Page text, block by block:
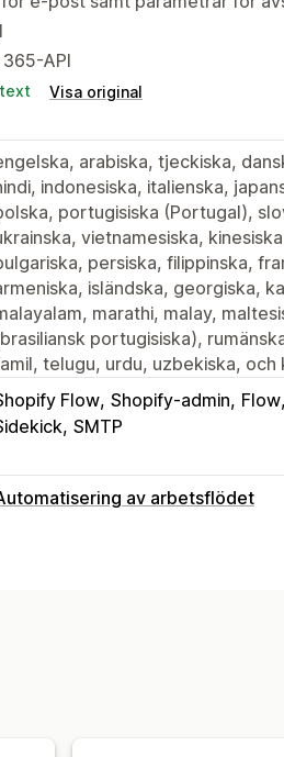
API
Visa original
arabiska, tjeckiska,
indonesiska, italienska,
portugisiska (Portugal),
vietnamesiska,
persiska, filippinska,
isländska, georgiska,
marathi, malay,
portugisiska),
telugu, urdu, uzbekiska, och
Flow Shopify-admin Flow
SMTP
av arbetsflödet